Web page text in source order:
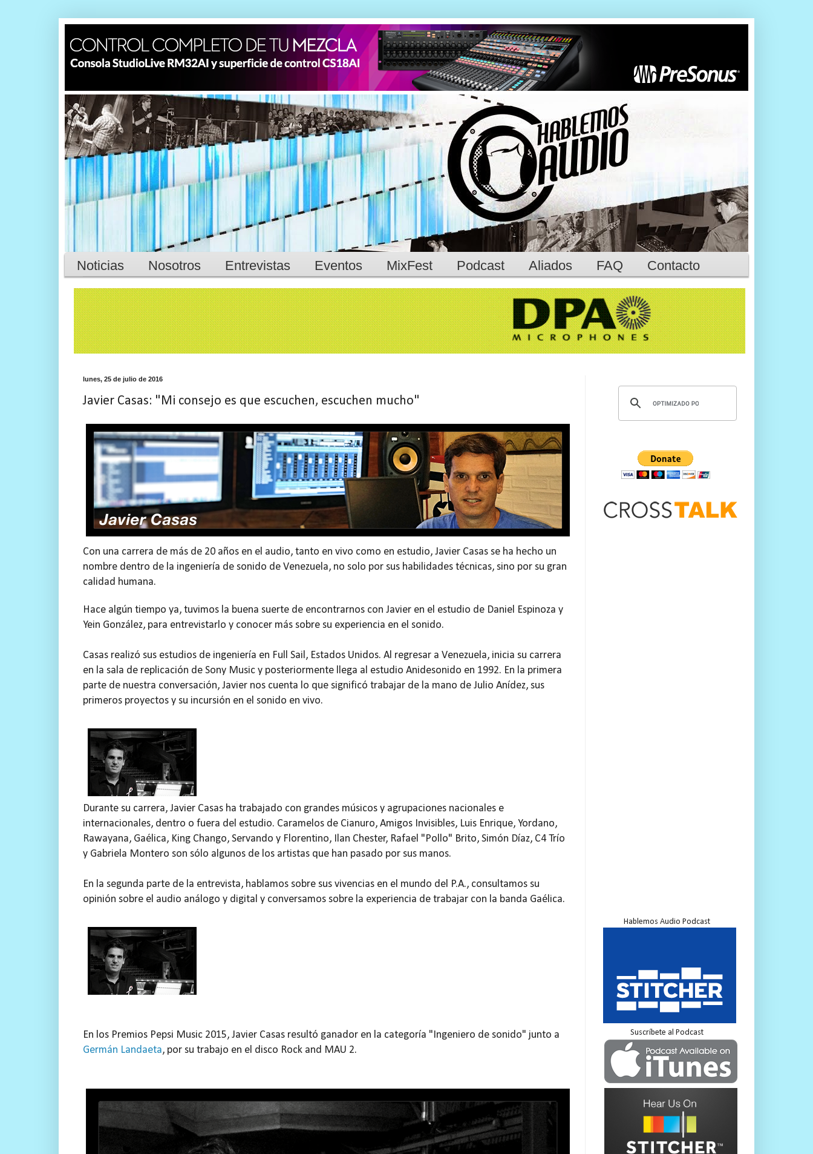
Noticias Nosotros Entrevistas Eventos MixFest Podcast Aliados FAQ Contacto
lunes, 25 de julio de 2016
Javier Casas: "Mi consejo es que escuchen, escuchen mucho"
Con una carrera de más de 20 años en el audio, tanto en vivo como en estudio, Javier Casas se ha hecho un
nombre dentro de la ingeniería de sonido de Venezuela, no solo por sus habilidades técnicas, sino por su gran
calidad humana.
Hace algún tiempo ya, tuvimos la buena suerte de encontrarnos con Javier en el estudio de Daniel Espinoza y
Yein González, para entrevistarlo y conocer más sobre su experiencia en el sonido.
Casas realizó sus estudios de ingeniería en Full Sail, Estados Unidos. Al regresar a Venezuela, inicia su carrera
en la sala de replicación de Sony Music y posteriormente llega al estudio Anidesonido en 1992. En la primera
parte de nuestra conversación, Javier nos cuenta lo que significó trabajar de la mano de Julio Anídez, sus
primeros proyectos y su incursión en el sonido en vivo.
Durante su carrera, Javier Casas ha trabajado con grandes músicos y agrupaciones nacionales e
internacionales, dentro o fuera del estudio. Caramelos de Cianuro, Amigos Invisibles, Luis Enrique, Yordano,
Rawayana, Gaélica, King Chango, Servando y Florentino, Ilan Chester, Rafael "Pollo" Brito, Simón Díaz, C4 Trío
y Gabriela Montero son sólo algunos de los artistas que han pasado por sus manos.
En la segunda parte de la entrevista, hablamos sobre sus vivencias en el mundo del P.A., consultamos su
opinión sobre el audio análogo y digital y conversamos sobre la experiencia de trabajar con la banda Gaélica.
En los Premios Pepsi Music 2015, Javier Casas resultó ganador en la categoría "Ingeniero de sonido" junto a
Germán Landaeta, por su trabajo en el disco Rock and MAU 2.
Hablemos Audio Podcast
Suscríbete al Podcast